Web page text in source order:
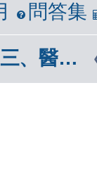
問答集
三、醫學報導區(市面報章雜誌)